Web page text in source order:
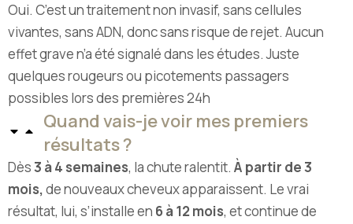
Oui. C’est un traitement non invasif, sans cellules
vivantes, sans ADN, donc sans risque de rejet. Aucun
effet grave n’a été signalé dans les études. Juste
quelques rougeurs ou picotements passagers
possibles lors des premières 24h
Quand vais-je voir mes premiers
résultats ?
Dès3 à 4 semaines, la chute ralentit. À partir de 3
mois,de nouveaux cheveux apparaissent. Le vrai
résultat, lui, s’installe en 6 à 12 mois, et continue de